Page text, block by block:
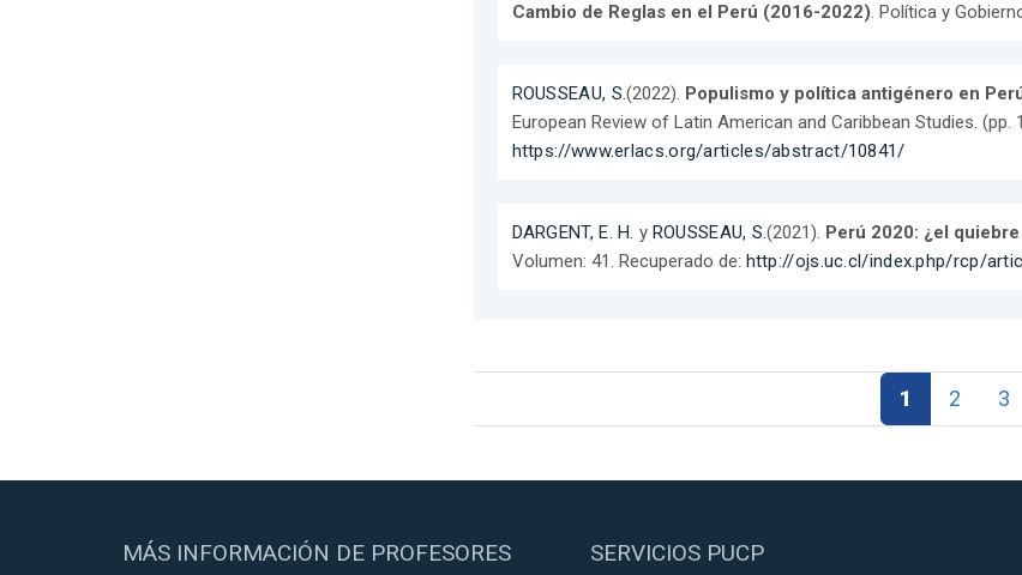
Cambio de Reglas en el Perú (2016-2022). Política y
ROUSSEAU, S.(2022). Populismo y política antigénero en
European Review of Latin American and Caribbean Studies. (pp.
https://www.erlacs.org/articles/abstract/10841/
DARGENT, E. H. y ROUSSEAU, S.(2021). Perú 2020: ¿el
Volumen: 41. Recuperado de: http://ojs.uc.cl/index.php/rcp/
1 2 3
MÁS INFORMACIÓN DE PROFESORES
SERVICIOS PUCP